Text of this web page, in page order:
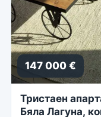
147 000 €
Тристаен
Бяла Лагуна,